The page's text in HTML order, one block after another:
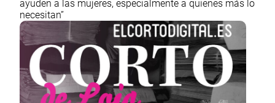
ayuden a las mujeres, especialmente a quienes más lo
necesitan”